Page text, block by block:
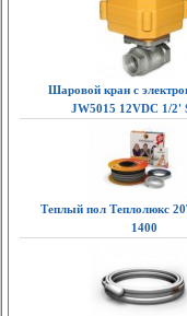
Шаровой кран с
JW5015 12VDC 1/2'
Теплый пол Теплолюкс
1400